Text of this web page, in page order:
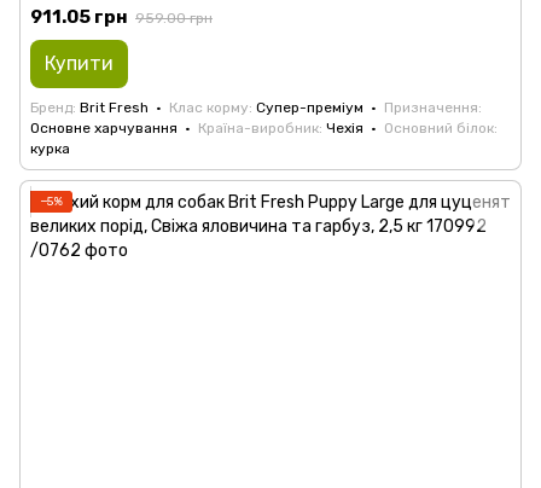
911.05 грн 959.00 грн
Купити
Бренд Brit Fresh Клас корму Супер-преміум
Призначення
Основне харчування
Країна-виробник Чехія
Основний білок
курка
−5%